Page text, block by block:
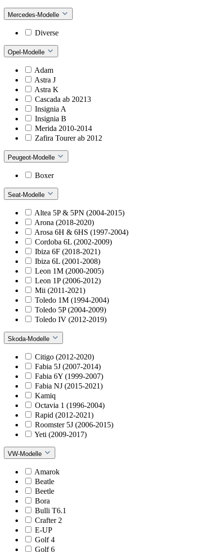
Mercedes-Modelle
Diverse
Opel-Modelle
Adam
Astra J
Astra K
Cascada ab 20213
Insignia A
Insignia B
Merida 2010-2014
Zafira Tourer ab 2012
Peugeot-Modelle
Boxer
Seat-Modelle
Altea 5P & 5PN (2004-2015)
Arona (2018-2020)
Arosa 6H & 6HS (1997-2004)
Cordoba 6L (2002-2009)
Ibiza 6F (2018-2021)
Ibiza 6L (2001-2008)
Leon 1M (2000-2005)
Leon 1P (2006-2012)
Mii (2011-2021)
Toledo 1M (1994-2004)
Toledo 5P (2004-2009)
Toledo IV (2012-2019)
Skoda-Modelle
Citigo (2012-2020)
Fabia 5J (2007-2014)
Fabia 6Y (1999-2007)
Fabia NJ (2015-2021)
Kamiq
Octavia 1 (1996-2004)
Rapid (2012-2021)
Roomster 5J (2006-2015)
Yeti (2009-2017)
VW-Modelle
Amarok
Beatle
Beetle
Bora
Bulli T6.1
Crafter 2
E-UP
Golf 4
Golf 6